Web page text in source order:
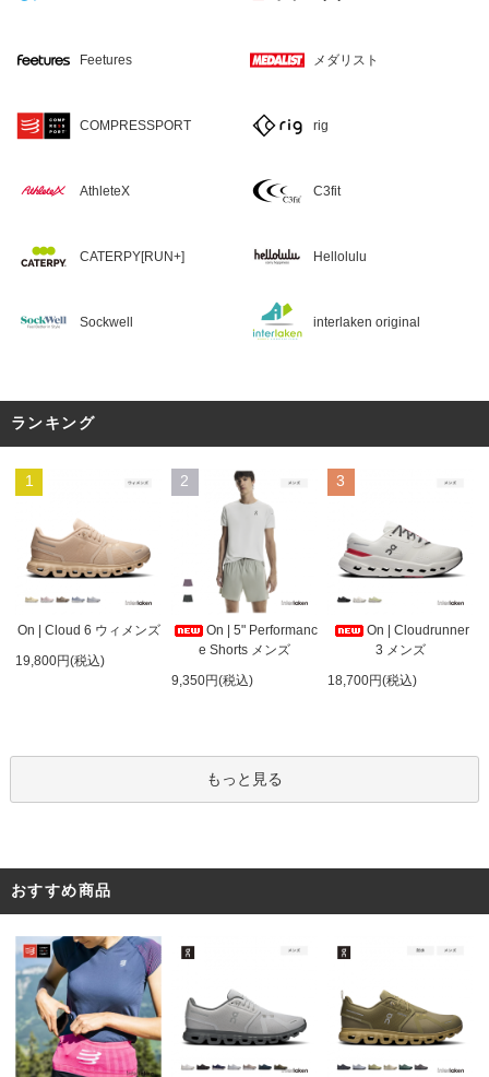
Feetures メダリスト
COMPRESSPORT rig
AthleteX C3fit
CATERPY[RUN+] Hellolulu
Sockwell interlaken original
ランキング
1
On | Cloud 6 ウィメンズ
19,800円(税込)
2
On | 5" Performanc
e Shorts メンズ
9,350円(税込)
3
On | Cloudrunner
3 メンズ
18,700円(税込)
もっと見る
おすすめ商品